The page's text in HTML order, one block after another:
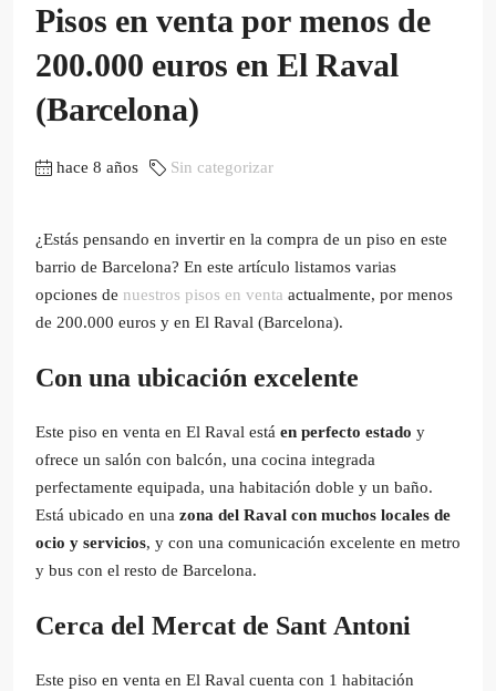
Pisos en venta por menos de
200.000 euros en El Raval
(Barcelona)
hace 8 años Sin categorizar
¿Estás pensando en invertir en la compra de un piso en este
barrio de Barcelona? En este artículo listamos varias
opciones de nuestros pisos en venta actualmente, por menos
de 200.000 euros y en El Raval (Barcelona).
Con una ubicación excelente
Este piso en venta en El Raval está en perfecto estado y
ofrece un salón con balcón, una cocina integrada
perfectamente equipada, una habitación doble y un baño.
Está ubicado en una zona del Raval con muchos locales de
ocio y servicios, y con una comunicación excelente en metro
y bus con el resto de Barcelona.
Cerca del Mercat de Sant Antoni
Este piso en venta en El Raval cuenta con 1 habitación